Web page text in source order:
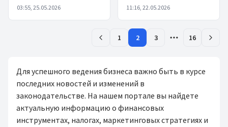
03:55, 25.05.2026 11:16, 22.05.2026
1 2 3 16
Для успешного ведения бизнеса важно быть в курсе
последних новостей и изменений в
законодательстве. На нашем портале вы найдете
актуальную информацию о финансовых
инструментах, налогах, маркетинговых стратегиях и